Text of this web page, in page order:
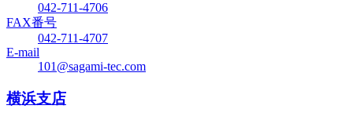
042-711-4706
FAX番号
042-711-4707
E-mail
101@sagami-tec.com
横浜支店